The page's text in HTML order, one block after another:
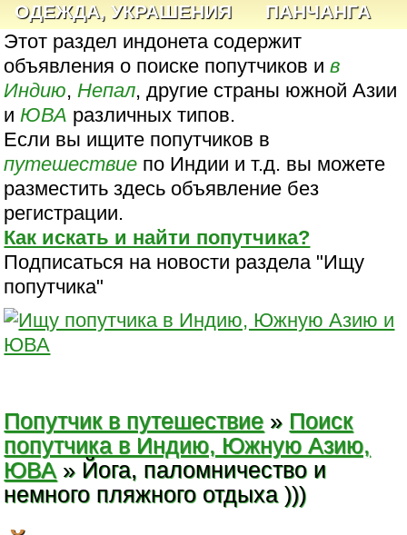
ОДЕЖДА, УКРАШЕНИЯ
ПАНЧАНГА
Этот раздел индонета содержит
объявления о поиске попутчиков ив
Индию,Непал, другие страны южной Азии
иЮВА различных типов.
Если вы ищите попутчиков в
путешествие по Индии и т.д. вы можете
разместить здесь объявление без
регистрации.
Как искать и найти попутчика?
Подписаться на новости раздела "Ищу
попутчика"
Попутчик в путешествие » Поиск
попутчика в Индию, Южную Азию,
ЮВА » Йога, паломничество и
немного пляжного отдыха )))